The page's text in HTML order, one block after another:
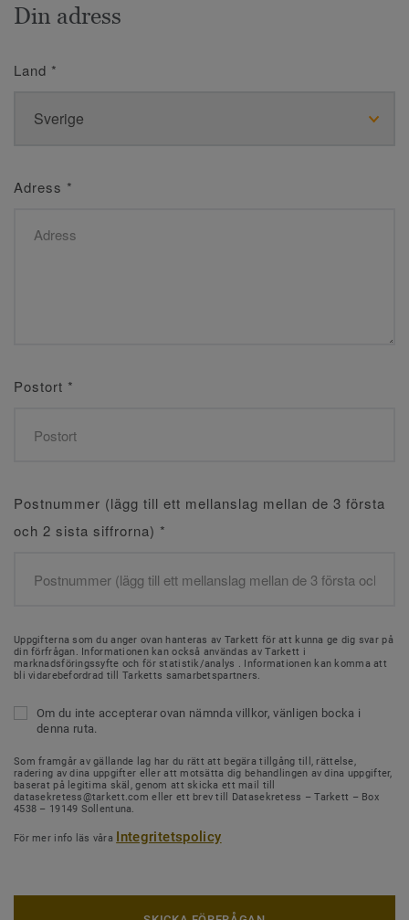
Din adress
Land *
Adress *
Postort *
Postnummer (lägg till ett mellanslag mellan de 3 första
och 2 sista siffrorna) *
Uppgifterna som du anger ovan hanteras av Tarkett för att kunna ge dig svar på
din förfrågan. Informationen kan också användas av Tarkett i
marknadsföringssyfte och för statistik/analys . Informationen kan komma att
bli vidarebefordrad till Tarketts samarbetspartners.
Om du inte accepterar ovan nämnda villkor, vänligen bocka i
denna ruta.
Som framgår av gällande lag har du rätt att begära tillgång till, rättelse,
radering av dina uppgifter eller att motsätta dig behandlingen av dina uppgifter,
baserat på legitima skäl, genom att skicka ett mail till
datasekretess@tarkett.com eller ett brev till Datasekretess – Tarkett – Box
4538 – 19149 Sollentuna.
För mer info läs våra Integritetspolicy